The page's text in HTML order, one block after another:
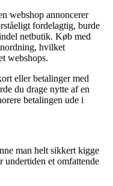
webshop annoncerer
fordelagtig, burde
netbutik. Køb med
hvilket
webshops.
eller betalinger med
du drage nytte af en
betalingen ude i
man helt sikkert kigge
undertiden et omfattende